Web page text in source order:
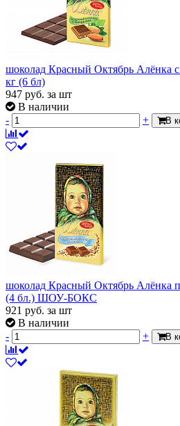
шоколад Красный Октябрь Алёнка
кг (6 бл)
947 руб. за шт
В наличии
-
+ В
шоколад Красный Октябрь Алёнка
(4 бл.) ШОУ-БОКС
921 руб. за шт
В наличии
-
+ В